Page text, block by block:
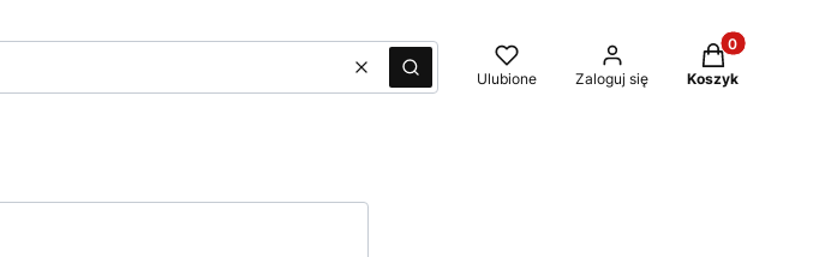
WyczyśćSzukaj Ulubione Zaloguj się
Produkty w
Koszyk